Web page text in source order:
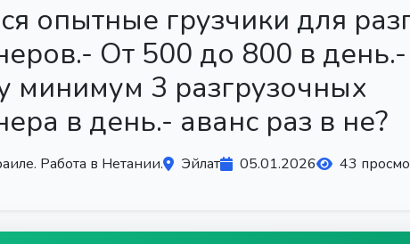
опытные грузчики для
От 500 до 800 в
минимум 3 разгрузочных
в день.- аванс раз в не?
Работа в Нетании. Эйлат 05.01.2026 43